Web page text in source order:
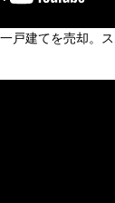
戸建てを売却。